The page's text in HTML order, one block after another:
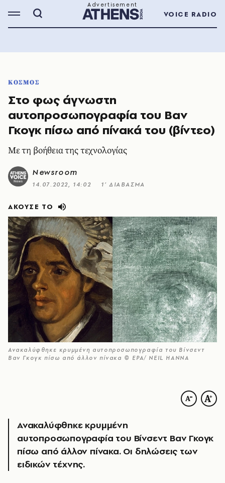
VOICE RADIO
ΚΟΣΜΟΣ
Στο φως άγνωστη
αυτοπροσωπογραφία του Βαν
Γκογκ πίσω από πίνακά του (βίντεο)
Με τη βοήθεια της τεχνολογίας
Newsroom
14.07.2022, 14:02 1’ ΔΙΑΒΑΣΜΑ
ΑΚΟΥΣΕ ΤΟ
Ανακαλύφθηκε κρυμμένη αυτοπροσωπογραφία του Βίνσεντ
Βαν Γκογκ πίσω από άλλον πίνακα © EPA/ NEIL HANNA
Ανακαλύφθηκε κρυμμένη
αυτοπροσωπογραφία του Βίνσεντ Βαν Γκογκ
πίσω από άλλον πίνακα. Οι δηλώσεις των
ειδικών τέχνης.